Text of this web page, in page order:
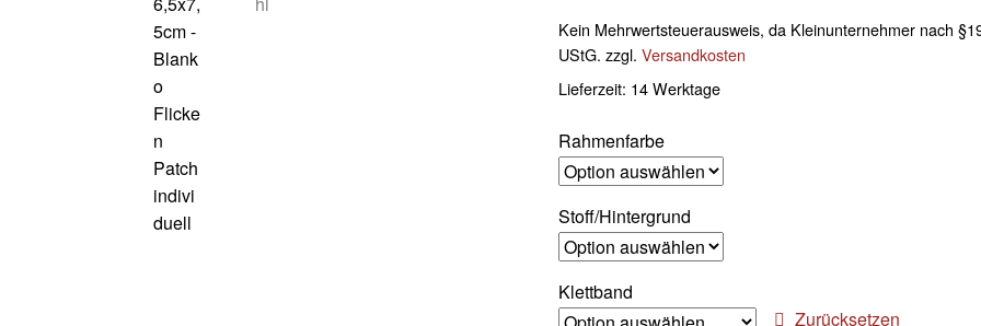
Kein Mehrwertsteuerausweis, da Kleinunternehmer nach
UStG. zzgl.Versandkosten
Lieferzeit: 14 Werktage
Rahmenfarbe
Stoff/Hintergrund
Klettband
Zurücksetzen